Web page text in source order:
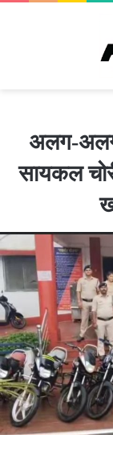
अलग-
सायकल